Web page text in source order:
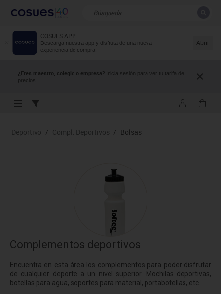
COSUES APP
Descarga nuestra app y disfruta de una nueva
experiencia de compra.
Abrir
¿Eres maestro, colegio o empresa? Inicia sesión para ver tu tarifa de
precios.
Resultados de la búsqueda
Deportivo / Compl. Deportivos / Bolsas
Complementos deportivos
Encuentra en esta área los complementos para poder disfrutar
de cualquier deporte a un nivel superior. Mochilas deportivas,
botellas para agua, soportes para material, portabotellas, etc.